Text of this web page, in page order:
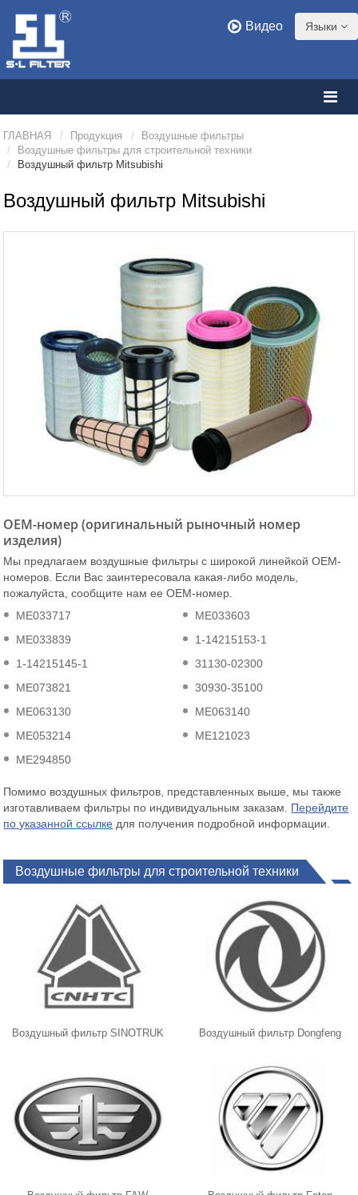
Языки
Видео
ГЛАВНАЯ Продукция
Воздушные фильтры
Воздушные фильтры для строительной техники
Воздушный фильтр Mitsubishi
Воздушный фильтр Mitsubishi
OEM-номер (оригинальный рыночный номер
изделия)
Мы предлагаем воздушные фильтры с широкой линейкой ОЕМ-
номеров. Если Вас заинтересовала какая-либо модель,
пожалуйста, сообщите нам ее ОЕМ-номер.
ME033717
ME033603
ME033839
1-14215153-1
1-14215145-1
31130-02300
ME073821
30930-35100
ME063130
ME063140
ME053214
ME121023
ME294850
Помимо воздушных фильтров, представленных выше, мы также
изготавливаем фильтры по индивидуальным заказам. Перейдите
по указанной ссылке для получения подробной информации.
Воздушные фильтры для строительной техники
Воздушный фильтр SINOTRUK Воздушный фильтр Dongfeng